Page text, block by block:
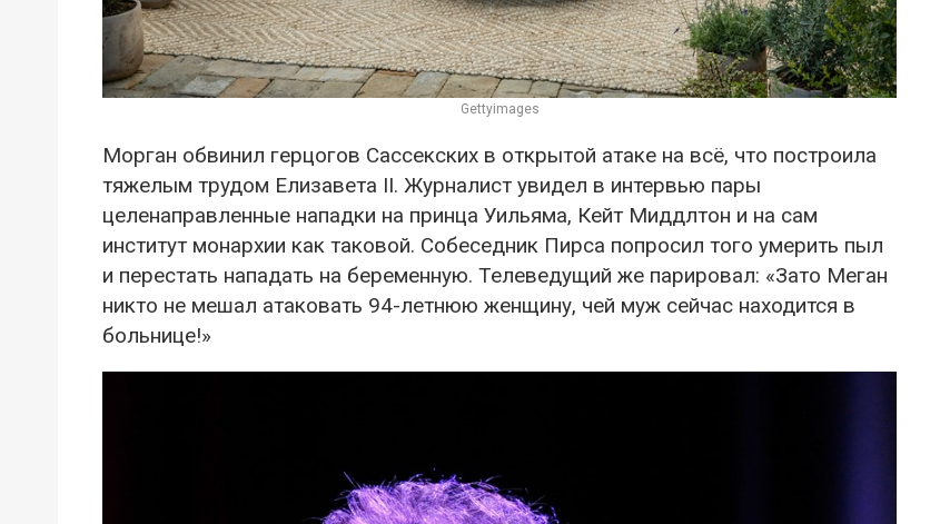
Gettyimages
Морган обвинил герцогов Сассекских в открытой атаке на всё, что построила
тяжелым трудом Елизавета II. Журналист увидел в интервью пары
целенаправленные нападки на принца Уильяма, Кейт Миддлтон и на сам
институт монархии как таковой. Собеседник Пирса попросил того умерить пыл
и перестать нападать на беременную. Телеведущий же парировал: «Зато Меган
никто не мешал атаковать 94-летнюю женщину, чей муж сейчас находится в
больнице!»